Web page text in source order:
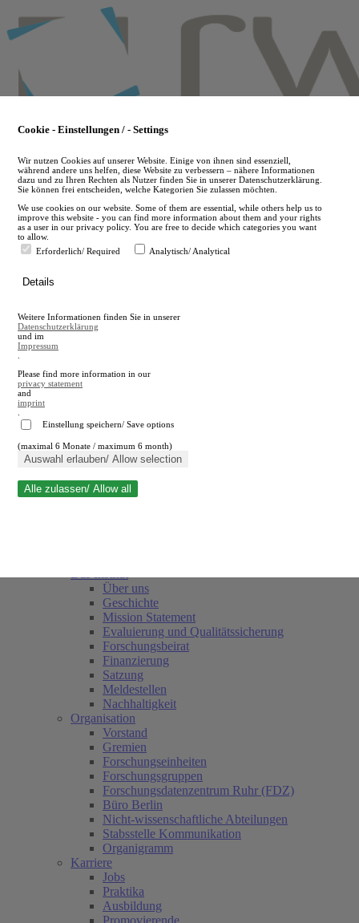
to
main
en
A
A
Suche schließen
Über uns
Geschichte
Mission Statement
Evaluierung und Qualitätssicherung
Forschungsbeirat
Finanzierung
Satzung
Meldestellen
Nachhaltigkeit
Organisation
Vorstand
Gremien
Forschungseinheiten
Forschungsgruppen
Forschungsdatenzentrum Ruhr (FDZ)
Büro Berlin
Nicht-wissenschaftliche Abteilungen
Stabsstelle Kommunikation
Organigramm
Karriere
Jobs
Praktika
Ausbildung
Promovierende
Cookie - Einstellungen / - Settings
Wir nutzen Cookies auf unserer Website. Einige von ihnen sind essenziell,
während andere uns helfen, diese Website zu verbessern – nähere Informationen
dazu und zu Ihren Rechten als Nutzer finden Sie in unserer Datenschutzerklärung.
Sie können frei entscheiden, welche Kategorien Sie zulassen möchten.
We use cookies on our website. Some of them are essential, while others help us to
improve this website - you can find more information about them and your rights
as a user in our privacy policy. You are free to decide which categories you want
to allow.
Erforderlich/ Required
Analytisch/ Analytical
Details
Weitere Informationen finden Sie in unserer
Datenschutzerklärung
und im
Impressum
Please find more information in our
privacy statement
and
imprint
Einstellung speichern/ Save options
(maximal 6 Monate / maximum 6 month)
Auswahl erlauben/ Allow selection
Alle zulassen/ Allow all